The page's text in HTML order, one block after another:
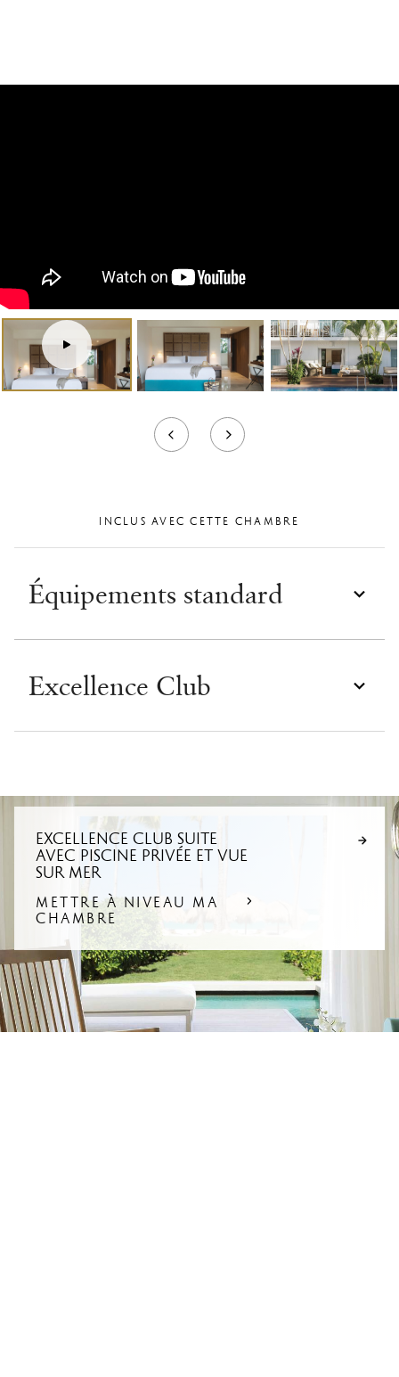
Tour
virtuel
INCLUS AVEC CETTE CHAMBRE
Équipements standard
Excellence Club
EXCELLENCE CLUB SUITE
AVEC PISCINE PRIVÉE ET VUE
SUR MER
METTRE À NIVEAU MA
CHAMBRE